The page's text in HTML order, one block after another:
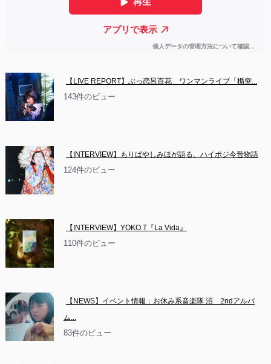
【LIVE REPORT】ぶっ恋呂百花　ワンマンライブ「楯突...
143件のビュー
【INTERVIEW】もりばやしみほが語る、ハイポジ今昔物語
124件のビュー
【INTERVIEW】YOKO.T『La Vida』
110件のビュー
【NEWS】イベント情報：お休み系音楽隊 沼　2ndアルバ
ム...
83件のビュー